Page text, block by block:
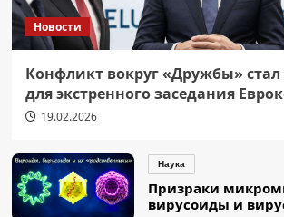
Новости
Конфликт вокруг «Дружбы»
для экстренного заседания
19.02.2026
Наука
Призраки
вирусоиды и